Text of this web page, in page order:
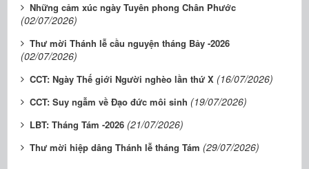
Những cảm xúc ngày Tuyên phong Chân Phước
(02/07/2026)
Thư mời Thánh lễ cầu nguyện tháng Bảy -2026
(02/07/2026)
CCT: Ngày Thế giới Người nghèo lần thứ X (16/07/2026)
CCT: Suy ngẫm về Đạo đức môi sinh (19/07/2026)
LBT: Tháng Tám -2026 (21/07/2026)
Thư mời hiệp dâng Thánh lễ tháng Tám (29/07/2026)